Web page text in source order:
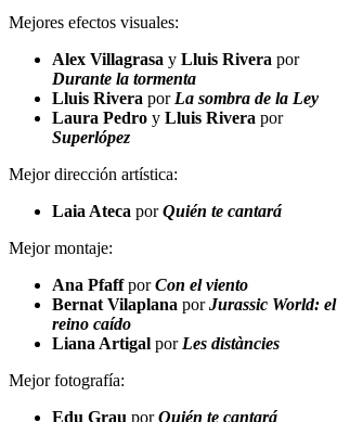
Mejores efectos visuales:
Alex Villagrasa y Lluis Rivera por
Durante la tormenta
Lluis Rivera porLa sombra de la Ley
Laura Pedro y Lluis Rivera por
Superlópez
Mejor dirección artística:
Laia Ateca porQuién te cantará
Mejor montaje:
Ana PfaffporCon el viento
Bernat Vilaplana porJurassic World: el
reino caído
Liana Artigal por Les distàncies
Mejor fotografía:
Edu Grau porQuién te cantará